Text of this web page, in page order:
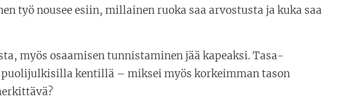
työ nousee esiin, millainen ruoka saa arvostusta ja kuka saa
myös osaamisen tunnistaminen jää kapeaksi. Tasa-
kentillä – miksei myös korkeimman tason